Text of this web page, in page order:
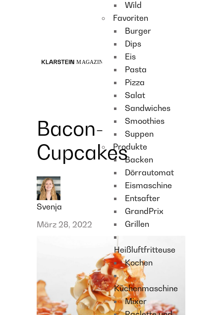
Wild
Favoriten
Burger
Dips
Eis
Pasta
Pizza
Salat
Sandwiches
Smoothies
Suppen
Produkte
Backen
Dörrautomat
Eismaschine
Entsafter
GrandPrix
Grillen
Heißluftfritteuse
Kochen
Küchenmaschine
Mixer
Bacon-
Cupcakes
Svenja
März 28, 2022